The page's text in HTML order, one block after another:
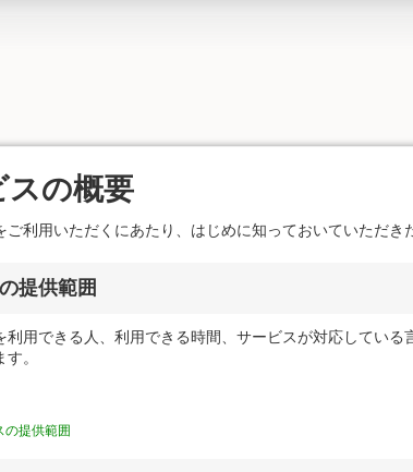
スの概要
ご利用いただくにあたり、はじめに知っておいていただき
提供範囲
利用できる人、利用できる時間、サービスが対応してい
。
の提供範囲